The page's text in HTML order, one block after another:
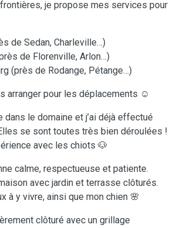
je propose mes services pour
de Sedan, Charleville…)
de Florenville, Arlon…)
(près de Rodange, Pétange…)
arranger pour les déplacements ☺️
dans le domaine et j’ai déjà effectué
se sont toutes très bien déroulées !
avec les chiots 🐶
calme, respectueuse et patiente.
avec jardin et terrasse clôturés.
à y vivre, ainsi que mon chien 🌸
clôturé avec un grillage